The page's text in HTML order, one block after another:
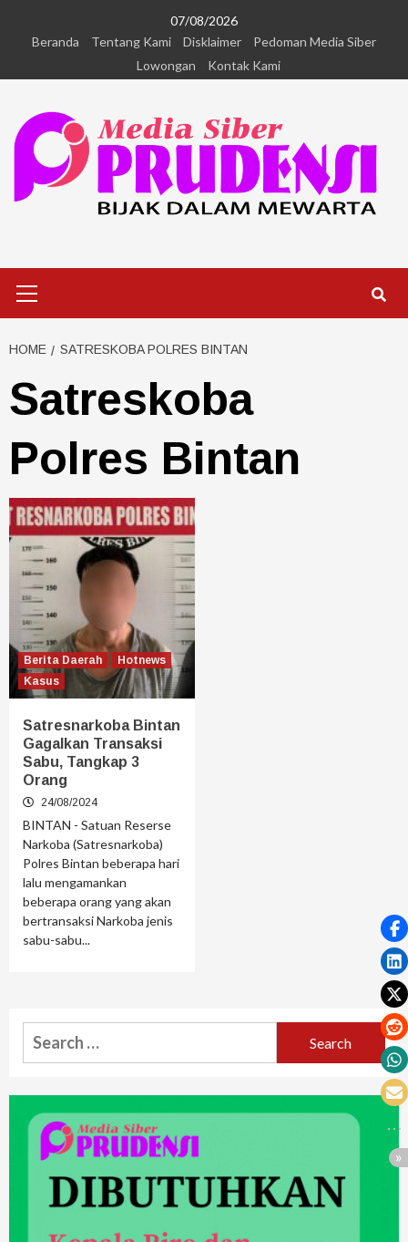
07/08/2026
Beranda
Tentang Kami Disklaimer
Pedoman Media Siber
Lowongan
Kontak Kami
HOME SATRESKOBA POLRES BINTAN
Satreskoba
Polres Bintan
Berita Daerah
Hotnews
Kasus
Satresnarkoba Bintan
Gagalkan Transaksi
Sabu, Tangkap 3
Orang
24/08/2024
BINTAN - Satuan Reserse
Narkoba (Satresnarkoba)
Polres Bintan beberapa hari
lalu mengamankan
beberapa orang yang akan
bertransaksi Narkoba jenis
sabu-sabu...